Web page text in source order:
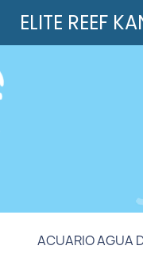
ELITE REEF
ACUARIO AGUA